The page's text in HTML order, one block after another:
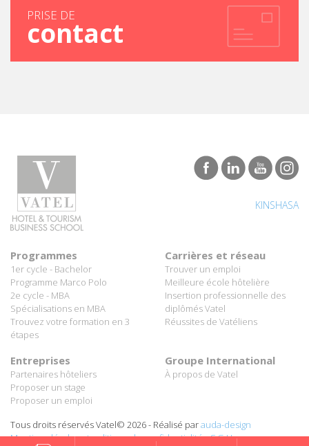
contact
1er cycle - Bachelor
Programme Marco Polo
2e cycle - MBA
Spécialisations en MBA
Trouvez votre formation en 3
étapes
Trouver un emploi
Meilleure école hôtelière
Insertion professionnelle des
diplômés Vatel
Réussites de Vatéliens
Partenaires hôteliers
Proposer un stage
Proposer un emploi
À propos de Vatel
Tous droits réservés Vatel© 2026 - Réalisé par
Mentions légales et politique de confidentialité- C.G.U.